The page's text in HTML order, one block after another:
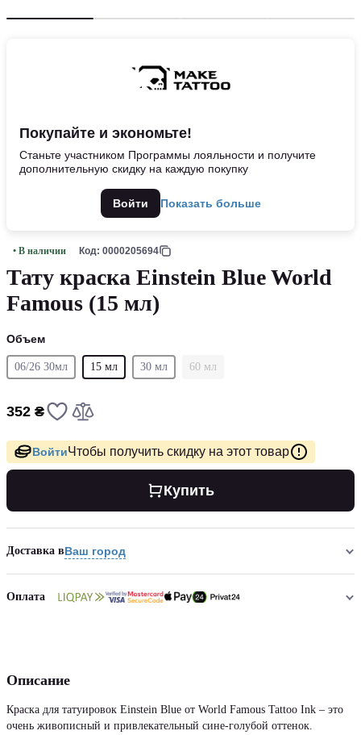
Покупайте и экономьте!
Станьте участником Программы лояльности и получите
дополнительную скидку на каждую покупку
Войти Показать больше
• В наличии Код: 0000205694
Тату краска Einstein Blue World
Famous (15 мл)
Объем
06/26 30мл 15 мл 30 мл 60 мл
352 ₴
ВойтиЧтобы получить скидку на этот товар
Купить
Доставка вВаш город
Оплата
Описание
Краска для татуировок Einstein Blue от World Famous Tattoo Ink – это
очень живописный и привлекательный сине-голубой оттенок.